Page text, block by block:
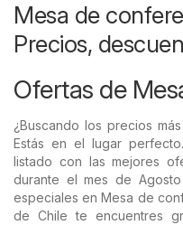
Mesa de
Precios,
Ofertas de
¿Buscando los precios
Estás en el lugar
listado con las mejores
durante el mes de
especiales en Mesa de
de Chile te encuentres